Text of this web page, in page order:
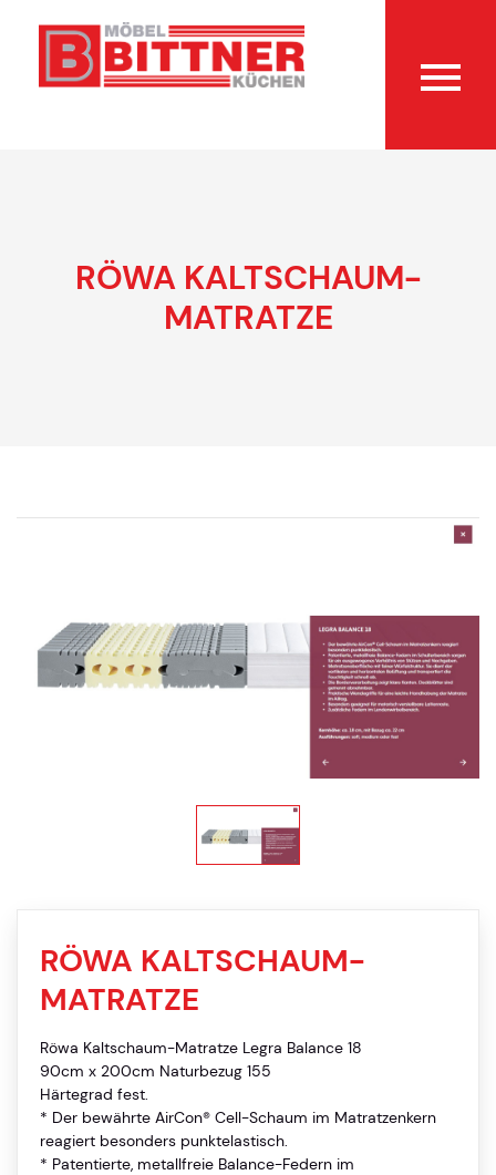
RÖWA KALTSCHAUM-
MATRATZE
RÖWA KALTSCHAUM-
MATRATZE
Röwa Kaltschaum-Matratze Legra Balance 18
90cm x 200cm Naturbezug 155
Härtegrad fest.
* Der bewährte AirCon® Cell-Schaum im Matratzenkern
reagiert besonders punktelastisch.
* Patentierte, metallfreie Balance-Federn im